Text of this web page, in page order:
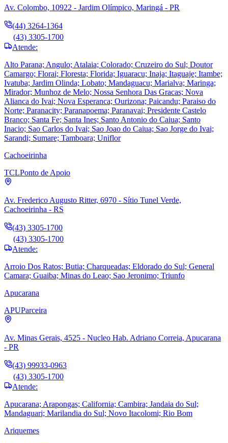
Av. Colombo, 10922 - Jardim Olímpico, Maringá - PR
(44) 3264-1364
(43) 3305-1700
Atende:
Alto Parana; Angulo; Atalaia; Colorado; Cruzeiro do Sul; Doutor
Camargo; Florai; Floresta; Florida; Iguaracu; Inaja; Itaguaje; Itambe;
Ivatuba; Jardim Olinda; Lobato; Mandaguacu; Marialva; Maringa;
Mirador; Munhoz de Melo; Nossa Senhora Das Gracas; Nova
Alianca do Ivai; Nova Esperanca; Ourizona; Paicandu; Paraiso do
Norte; Paranacity; Paranapoema; Paranavai; Presidente Castelo
Branco; Santa Fe; Santa Ines; Santo Antonio do Caiua; Santo
Inacio; Sao Carlos do Ivai; Sao Joao do Caiua; Sao Jorge do Ivai;
Sarandi; Sumare; Tamboara; Uniflor
Cachoeirinha
TCLPonto de Apoio
Av. Frederico Augusto Ritter, 6970 - Sítio Tunel Verde,
Cachoeirinha - RS
(43) 3305-1700
(43) 3305-1700
Atende:
Arroio Dos Ratos; Butia; Charqueadas; Eldorado do Sul; General
Camara; Guaiba; Minas do Leao; Sao Jeronimo; Triunfo
Apucarana
APUParceira
Av. Minas Gerais, 4525 - Nucleo Hab. Adriano Correia, Apucarana
- PR
(43) 99933-0963
(43) 3305-1700
Atende:
Apucarana; Arapongas; California; Cambira; Jandaia do Sul;
Mandaguari; Marilandia do Sul; Novo Itacolomi; Rio Bom
Ariquemes